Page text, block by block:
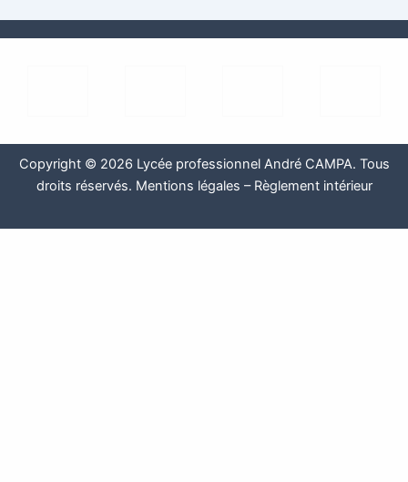
Copyright © 2026 Lycée professionnel André CAMPA. Tous
droits réservés. Mentions légales – Règlement intérieur